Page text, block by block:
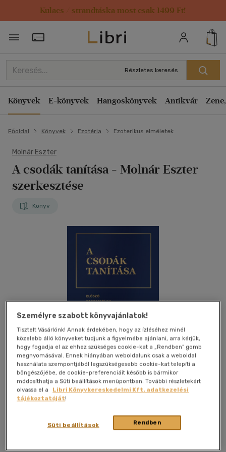
Kulacs / strandtáska most csak 1499 Ft!
Törzsvásárlói Kártya adatai
Részletes keresés
Könyvek E-könyvek Hangoskönyvek Antikvár
Főoldal Könyvek Ezotéria Ezoterikus elméletek
Molnár Eszter
A csodák tanítása - Molnár Eszter
szerkesztése
Könyv
Kívánságlistához adom
Személyre szabott könyvajánlatok!
Tisztelt Vásárlónk! Annak érdekében, hogy az ízléséhez minél
közelebb álló könyveket tudjunk a figyelmébe ajánlani, arra kérjük,
hogy fogadja el az ehhez szükséges cookie-kat a „Rendben” gomb
megnyomásával. Ennek hiányában weboldalunk csak a weboldal
használata szempontjából legszükségesebb cookie-kat telepíti a
böngészőjébe, de cookie-preferenciáit később is bármikor
módosíthatja a Süti beállítások menüpontban. További részletekért
olvassa el a
Libri Könyvkereskedelmi Kft. adatkezelési
tájékoztatóját!
Rendben
Süti beállítások